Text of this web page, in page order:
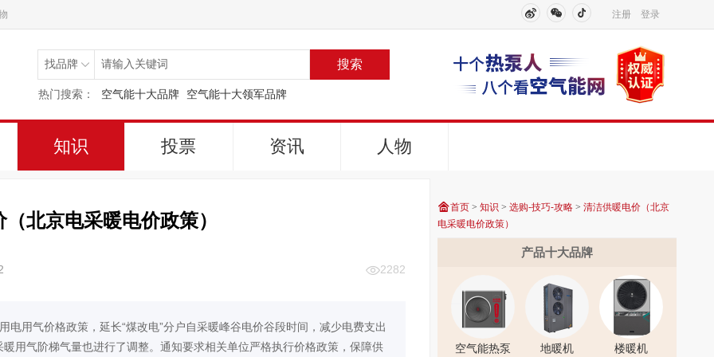
注册 登录
搜索
热门搜索： 空气能十大品牌 空气能十大领军品牌
知识 投票 资讯 人物
北京电采暖电价政策）
2282
用气价格政策，延长“煤改电”分户自采暖峰谷电价谷段时间，减少电费支出
用气阶梯气量也进行了调整。通知要求相关单位严格执行价格政策，保障供
首页 > 知识 > 选购-技巧-攻略 > 清洁供暖电价（北京
电采暖电价政策）
产品十大品牌
空气能热泵 地暖机 楼暖机